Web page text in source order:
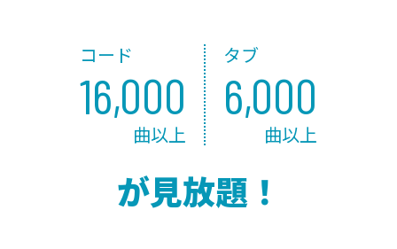
コード
16,000
曲以上
タブ
6,000
曲以上
が見放題！